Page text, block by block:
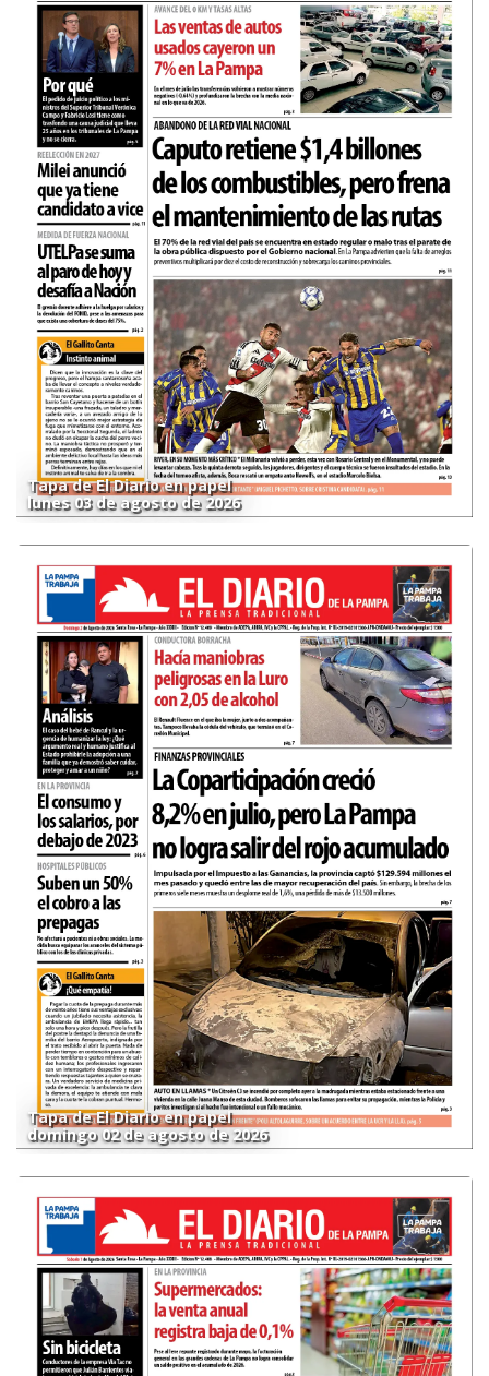
Tapa de El Diario en papel
lunes 03 de agosto de 2026
Tapa de El Diario en papel
domingo 02 de agosto de 2026